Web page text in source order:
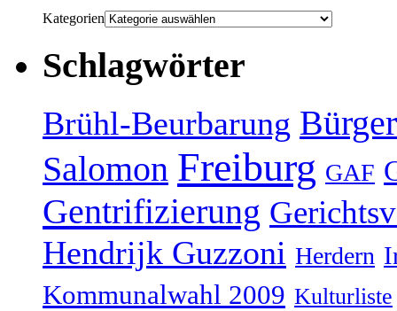
Kategorien
Schlagwörter
Brühl-Beurbarung
Salomon Freiburg GAF
Gentrifizierung
Hendrijk Guzzoni Herdern
Kommunalwahl 2009 Kulturliste